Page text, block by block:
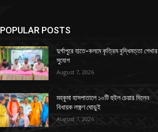
POPULAR POSTS
দুর্গাপুরে হাতে-কলমে কৃত্রিম বুদ্ধিমত্তা শেখার
সুযোগ
August 7, 2026
মহকুমা হাসপাতালে ১০টি হুইল চেয়ার দিলেন
বিধায়ক লক্ষ্ণণ ঘোড়ুই
August 7, 2026